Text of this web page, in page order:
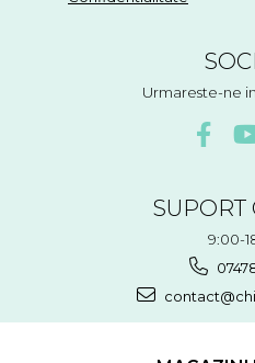
Urmareste-ne
SUPORT
9:00-